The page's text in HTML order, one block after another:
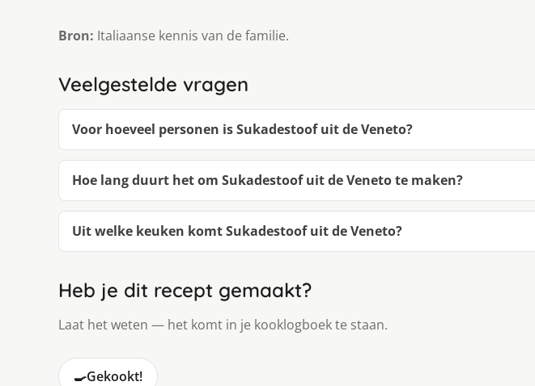
Bron: Italiaanse kennis van de familie.
Veelgestelde vragen
Voor hoeveel personen is Sukadestoof uit de Veneto?
Hoe lang duurt het om Sukadestoof uit de Veneto te maken?
Uit welke keuken komt Sukadestoof uit de Veneto?
Heb je dit recept gemaakt?
Laat het weten — het komt in je kooklogboek te staan.
🍳Gekookt!